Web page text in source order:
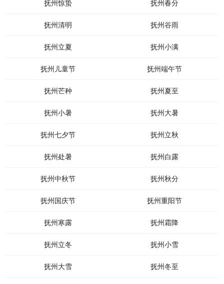
抚州惊蛰 抚州春分
抚州清明 抚州谷雨
抚州立夏 抚州小满
抚州儿童节 抚州端午节
抚州芒种 抚州夏至
抚州小暑 抚州大暑
抚州七夕节 抚州立秋
抚州处暑 抚州白露
抚州中秋节 抚州秋分
抚州国庆节 抚州重阳节
抚州寒露 抚州霜降
抚州立冬 抚州小雪
抚州大雪 抚州冬至